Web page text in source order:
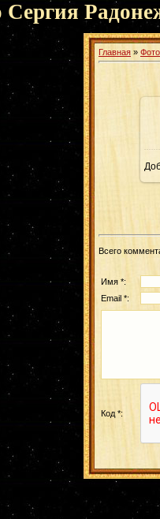
Главная »
Всего
Имя *:
Email *:
Код *: